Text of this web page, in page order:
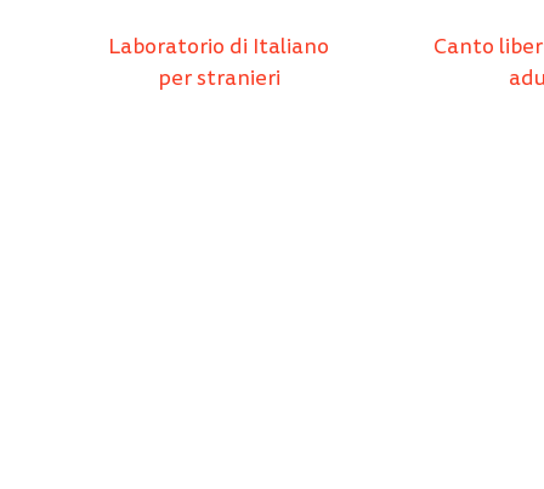
Laboratorio di Italiano
per stranieri
Canto